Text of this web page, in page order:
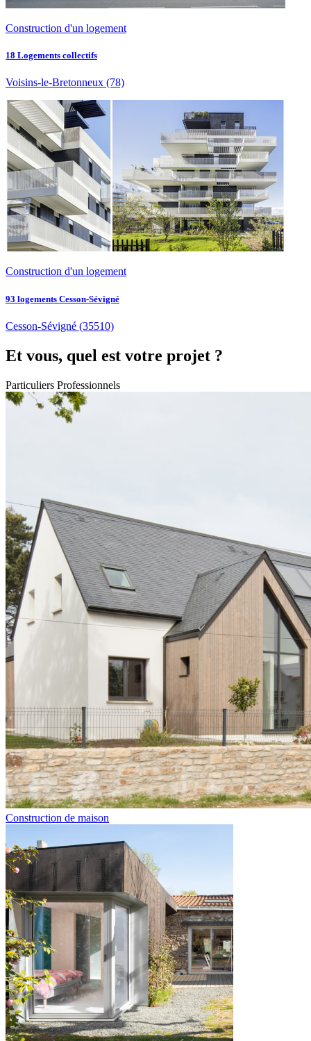
Construction d'un logement
18 Logements collectifs
Voisins-le-Bretonneux (78)
Construction d'un logement
93 logements Cesson-Sévigné
Cesson-Sévigné (35510)
Et vous, quel est votre projet ?
Particuliers Professionnels
Construction de maison